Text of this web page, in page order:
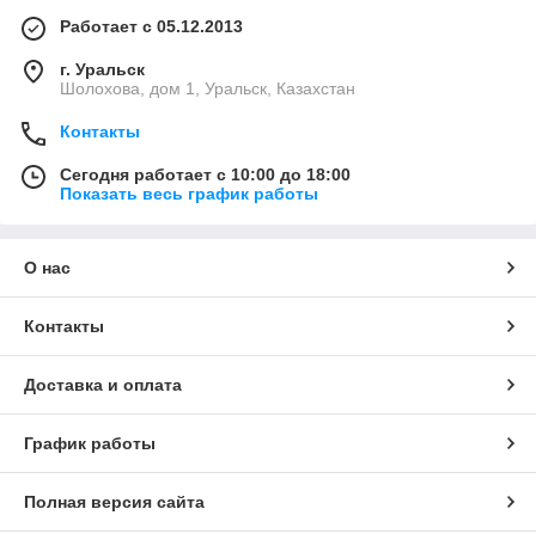
Работает с 05.12.2013
г. Уральск
Шолохова, дом 1, Уральск, Казахстан
Контакты
Сегодня работает с 10:00 до 18:00
Показать весь график работы
О нас
Контакты
Доставка и оплата
График работы
Полная версия сайта